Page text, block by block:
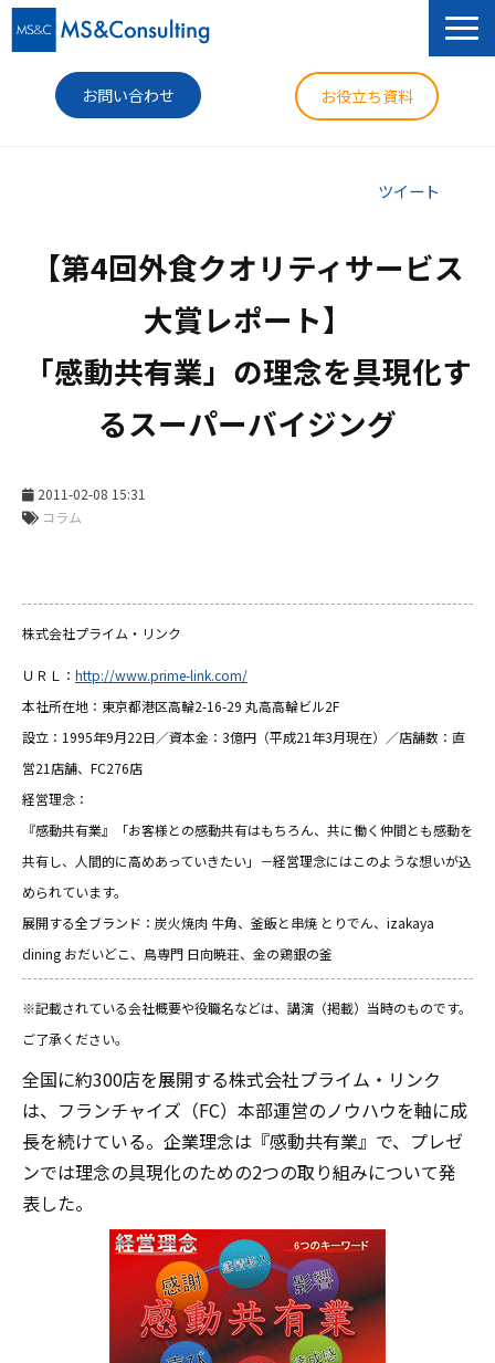
お問い合わせ お役立ち資料
導入事例
ニュース
ツイート
【第4回外食クオリティサービス
大賞レポート】
「感動共有業」の理念を具現化す
るスーパーバイジング
2011-02-08 15:31
コラム
株式会社プライム・リンク
ＵＲＬ： http://www.prime-link.com/
本社所在地：東京都港区高輪2-16-29 丸高高輪ビル2F
設立：1995年9月22日／資本金：3億円（平成21年3月現在）／店舗数：直
営21店舗、FC276店
経営理念：
『感動共有業』「お客様との感動共有はもちろん、共に働く仲間とも感動を
共有し、人間的に高めあっていきたい」－経営理念にはこのような想いが込
められています。
展開する全ブランド：炭火焼肉 牛角、釜飯と串焼 とりでん、izakaya
dining おだいどこ、鳥専門 日向暁荘、金の鶏銀の釜
※記載されている会社概要や役職名などは、講演（掲載）当時のものです。
ご了承ください。
全国に約300店を展開する株式会社プライム・リンク
は、フランチャイズ（FC）本部運営のノウハウを軸に成
長を続けている。企業理念は『感動共有業』で、プレゼ
ンでは理念の具現化のための2つの取り組みについて発
表した。